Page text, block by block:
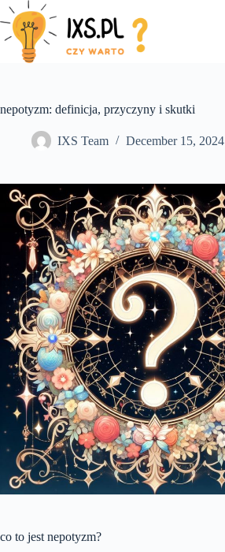
Skip
to
content
nepotyzm: definicja, przyczyny i skutki
IXS Team December 15, 2024
co to jest nepotyzm?